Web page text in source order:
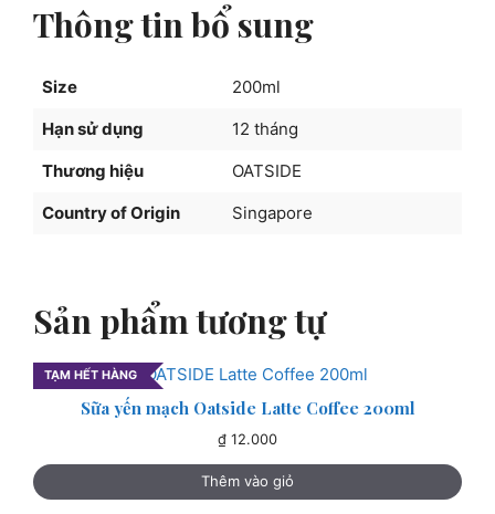
Thông tin bổ sung
Size
200ml
Hạn sử dụng
12 tháng
Thương hiệu
OATSIDE
Country of Origin
Singapore
Sản phẩm tương tự
TẠM HẾT HÀNG
Sữa yến mạch Oatside Latte Coffee 200ml
₫ 12.000
Thêm vào giỏ